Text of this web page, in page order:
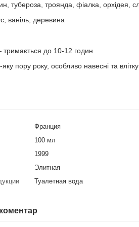
тубероза, троянда, фіалка, орхідея,
ваніль, деревина
тримається до 10-12 годин
пору року, особливо навесні та влітку
Франция
100 мл
1999
Элитная
Туалетная вода